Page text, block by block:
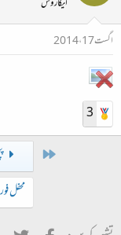
ایکاروس
اگست 17، 2014
3
محفل